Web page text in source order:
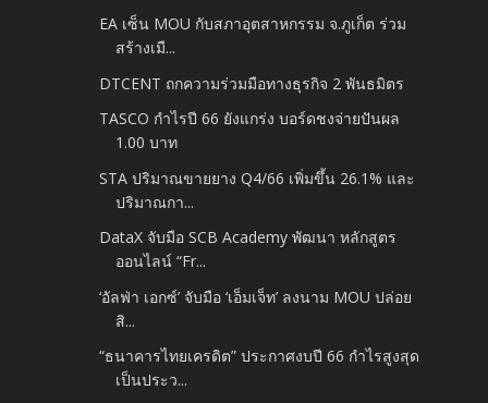
EA เซ็น MOU กับสภาอุตสาหกรรม จ.ภูเก็ต ร่วม
สร้างเมื...
DTCENT ถกความร่วมมือทางธุรกิจ 2 พันธมิตร
TASCO กำไรปี 66 ยังแกร่ง บอร์ดชงจ่ายปันผล
1.00 บาท
STA ปริมาณขายยาง Q4/66 เพิ่มขึ้น 26.1% และ
ปริมาณกา...
DataX จับมือ SCB Academy พัฒนา หลักสูตร
ออนไลน์ “Fr...
‘อัลฟ่า เอกซ์’ จับมือ ‘เอ็มเจ็ท’ ลงนาม MOU ปล่อย
สิ...
“ธนาคารไทยเครดิต” ประกาศงบปี 66 กำไรสูงสุด
เป็นประว...